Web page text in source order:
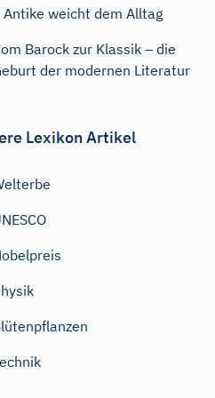
Antike weicht dem Alltag
Barock zur Klassik – die
der modernen Literatur
Lexikon Artikel